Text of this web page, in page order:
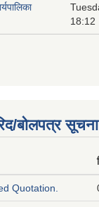
18:12
बोलपत्र सूचना
Quotation.